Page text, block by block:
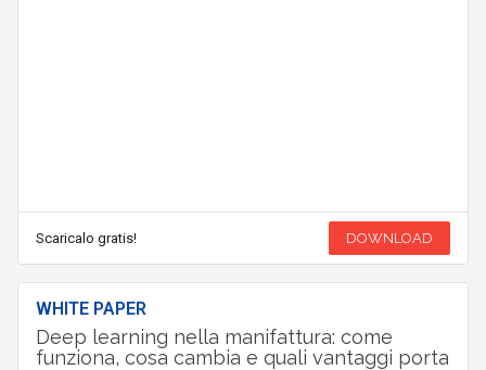
Scaricalo gratis! DOWNLOAD
WHITE PAPER
Deep learning nella manifattura: come
funziona, cosa cambia e quali vantaggi porta